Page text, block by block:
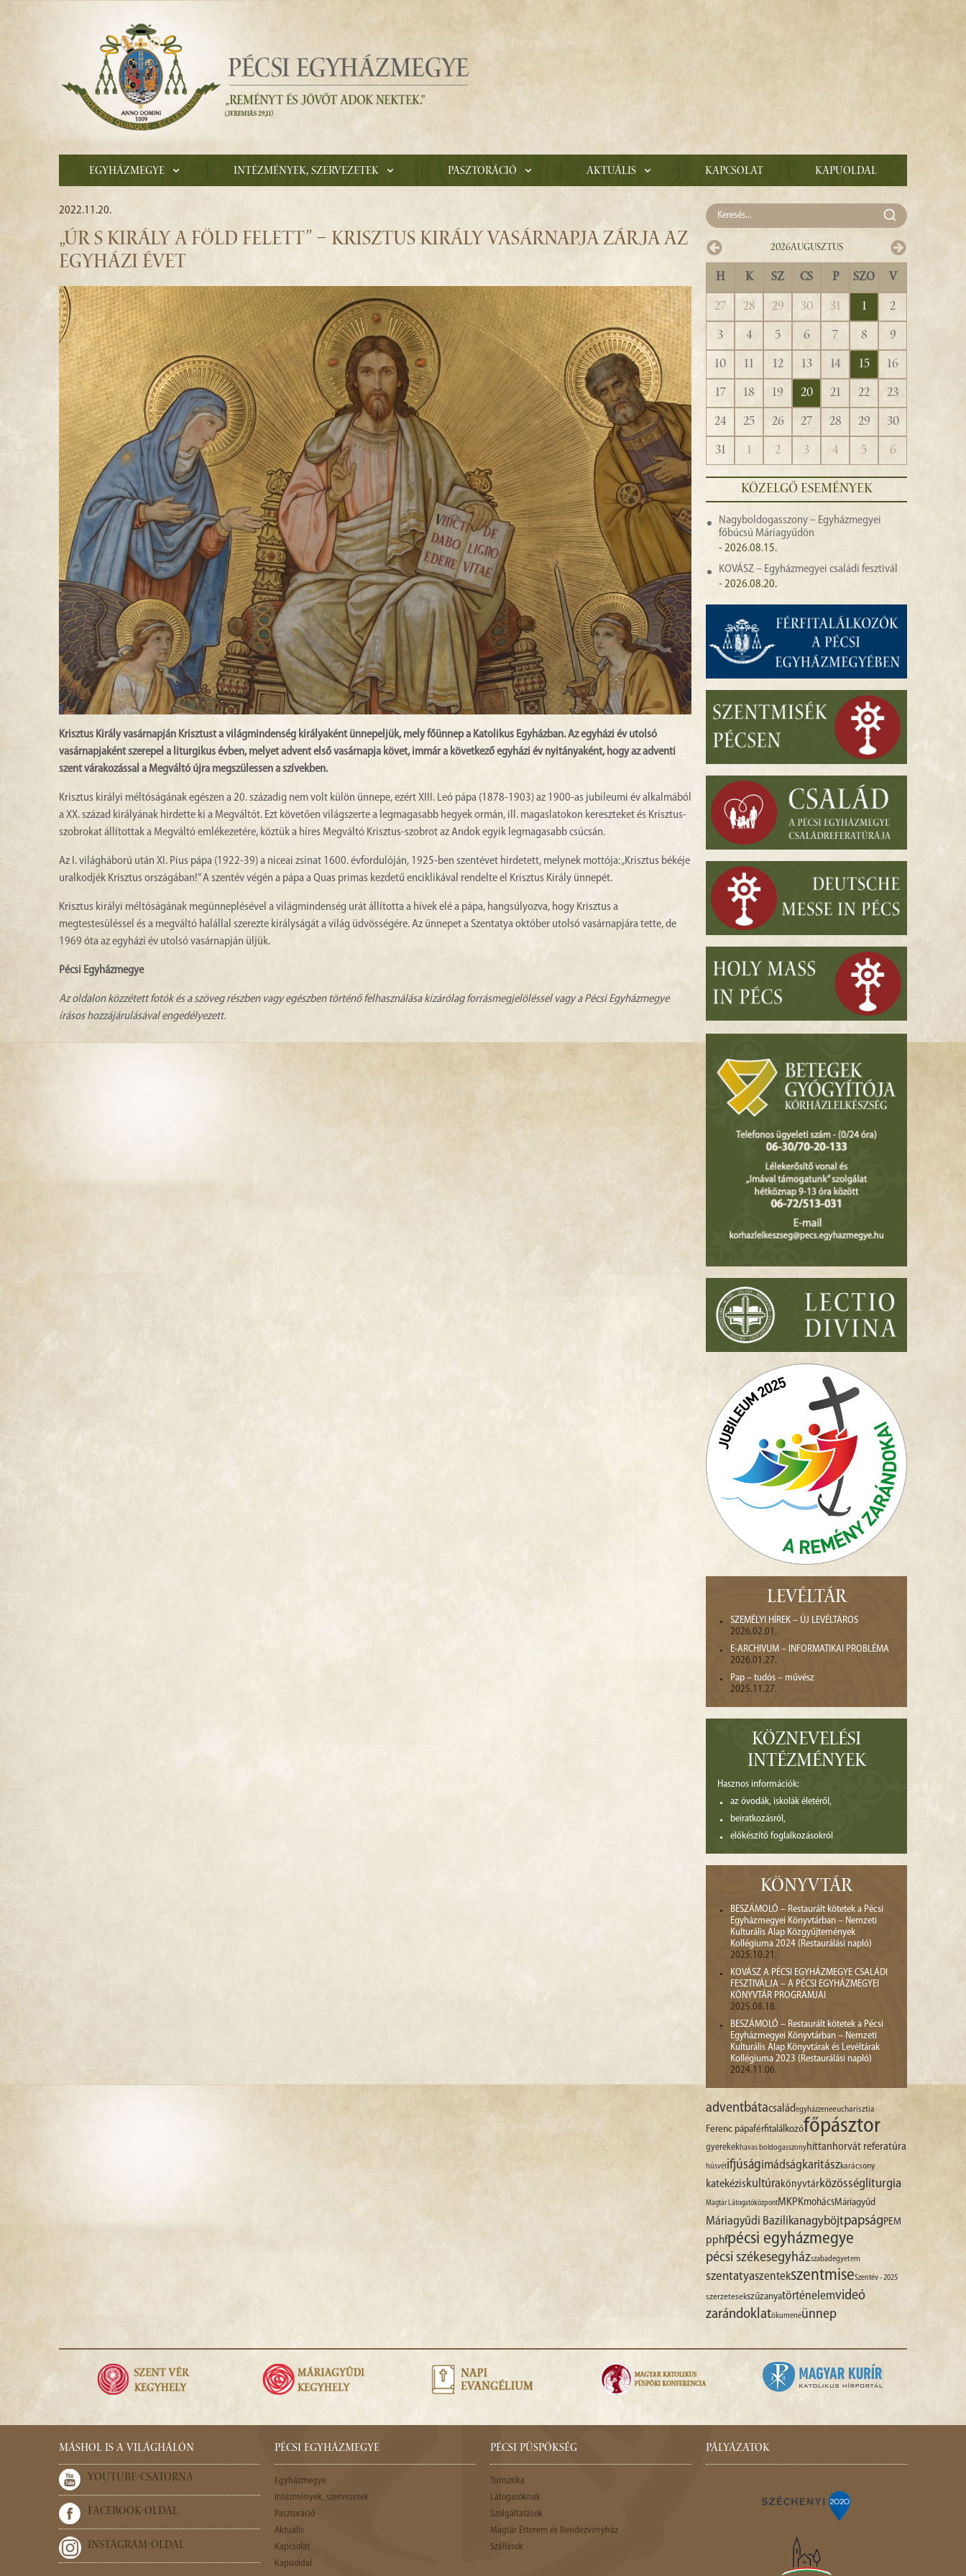
Egyházmegye Intézmények, szervezetek Pasztoráció Aktuális Kapcsolat Kapuoldal
2022.11.20.
„ÚR S KIRÁLY A FÖLD FELETT” – KRISZTUS KIRÁLY VASÁRNAPJA ZÁRJA AZ
EGYHÁZI ÉVET
Krisztus Király vasárnapján Krisztust a világmindenség királyaként ünnepeljük, mely főünnep a Katolikus Egyházban. Az egyházi év utolsó
vasárnapjaként szerepel a liturgikus évben, melyet advent első vasárnapja követ, immár a következő egyházi év nyitányaként, hogy az adventi
szent várakozással a Megváltó újra megszülessen a szívekben.
Krisztus királyi méltóságának egészen a 20. századig nem volt külön ünnepe, ezért XIII. Leó pápa (1878-1903) az 1900-as jubileumi év alkalmából
a XX. század királyának hirdette ki a Megváltót. Ezt követően világszerte a legmagasabb hegyek ormán, ill. magaslatokon kereszteket és Krisztus-
szobrokat állítottak a Megváltó emlékezetére, köztük a híres Megváltó Krisztus-szobrot az Andok egyik legmagasabb csúcsán.
Az I. világháború után XI. Pius pápa (1922-39) a niceai zsinat 1600. évfordulóján, 1925-ben szentévet hirdetett, melynek mottója: „Krisztus békéje
uralkodjék Krisztus országában!” A szentév végén a pápa a Quas primas kezdetű enciklikával rendelte el Krisztus Király ünnepét.
Krisztus királyi méltóságának megünneplésével a világmindenség urát állította a hívek elé a pápa, hangsúlyozva, hogy Krisztus a
megtestesüléssel és a megváltó halállal szerezte királyságát a világ üdvösségére. Az ünnepet a Szentatya október utolsó vasárnapjára tette, de
1969 óta az egyházi év utolsó vasárnapján üljük.
Pécsi Egyházmegye
Az oldalon közzétett fotók és a szöveg részben vagy egészben történő felhasználása kizárólag forrásmegjelöléssel vagy a Pécsi Egyházmegye
írásos hozzájárulásával engedélyezett.
2026Augusztus
H K SZ CS P SZO V
27 28 29 30 31 1
2
3
4 5 6 7 8
9
10
11 12 13 14 15
16
17
18 19 20 21 22
23
24
25 26 27 28 29
30
31
1 2 3 4 5 6
KÖZELGŐ ESEMÉNYEK
Nagyboldogasszony – Egyházmegyei
főbúcsú Máriagyűdön
- 2026.08.15.
KOVÁSZ – Egyházmegyei családi fesztivál
- 2026.08.20.
LEVÉLTÁR
SZEMÉLYI HÍREK – ÚJ LEVÉLTÁROS
2026.02.01.
E-ARCHIVUM – INFORMATIKAI PROBLÉMA
2026.01.27.
Pap – tudós – művész
2025.11.27.
KÖZNEVELÉSI
INTÉZMÉNYEK
Hasznos információk:
az óvodák, iskolák életéről,
beiratkozásról,
előkészítő foglalkozásokról
KÖNYVTÁR
BESZÁMOLÓ – Restaurált kötetek a Pécsi
Egyházmegyei Könyvtárban – Nemzeti
Kulturális Alap Közgyűjtemények
Kollégiuma 2024 (Restaurálási napló)
2025.10.21.
KOVÁSZ A PÉCSI EGYHÁZMEGYE CSALÁDI
FESZTIVÁLJA – A PÉCSI EGYHÁZMEGYEI
KÖNYVTÁR PROGRAMJAI
2025.08.18.
BESZÁMOLÓ – Restaurált kötetek a Pécsi
Egyházmegyei Könyvtárban – Nemzeti
Kulturális Alap Könyvtárak és Levéltárak
Kollégiuma 2023 (Restaurálási napló)
2024.11.06.
adventbátacsaládegyházzeneeucharisztia
Ferenc pápaférfitalálkozófőpásztor
gyerekekhavas boldogasszonyhittanhorvát referatúra
húsvétifjúságimádságkaritászkarácsony
katekéziskultúra könyvtárközösségliturgia
Magtár LátogatóközpontMKPKmohácsMáriagyűd
Máriagyűdi Bazilikanagyböjtpapság PEM
pphfpécsi egyházmegye
pécsi székesegyházszabadegyetem
szentatyaszentekszentmiseSzentév - 2025
szerzetesekszűzanyatörténelemvideó
zarándoklatökumenéünnep
MÁSHOL IS A VILÁGHÁLÓN
YOUTUBE-CSATORNA
FACEBOOK-OLDAL
INSTAGRAM-OLDAL
PÉCSI EGYHÁZMEGYE
Egyházmegye
Intézmények, szervezetek
Pasztoráció
Aktuális
Kapcsolat
Kapuoldal
PÉCSI PÜSPÖKSÉG
Turisztika
Látogatóknak
Szolgáltatások
Magtár Étterem és Rendezvényház
Szállások
PÁLYÁZATOK